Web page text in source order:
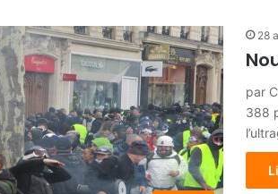
28
par
388